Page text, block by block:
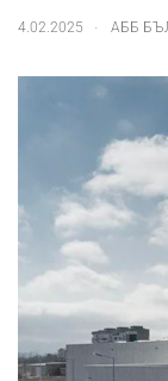
4.02.2025 . АББ